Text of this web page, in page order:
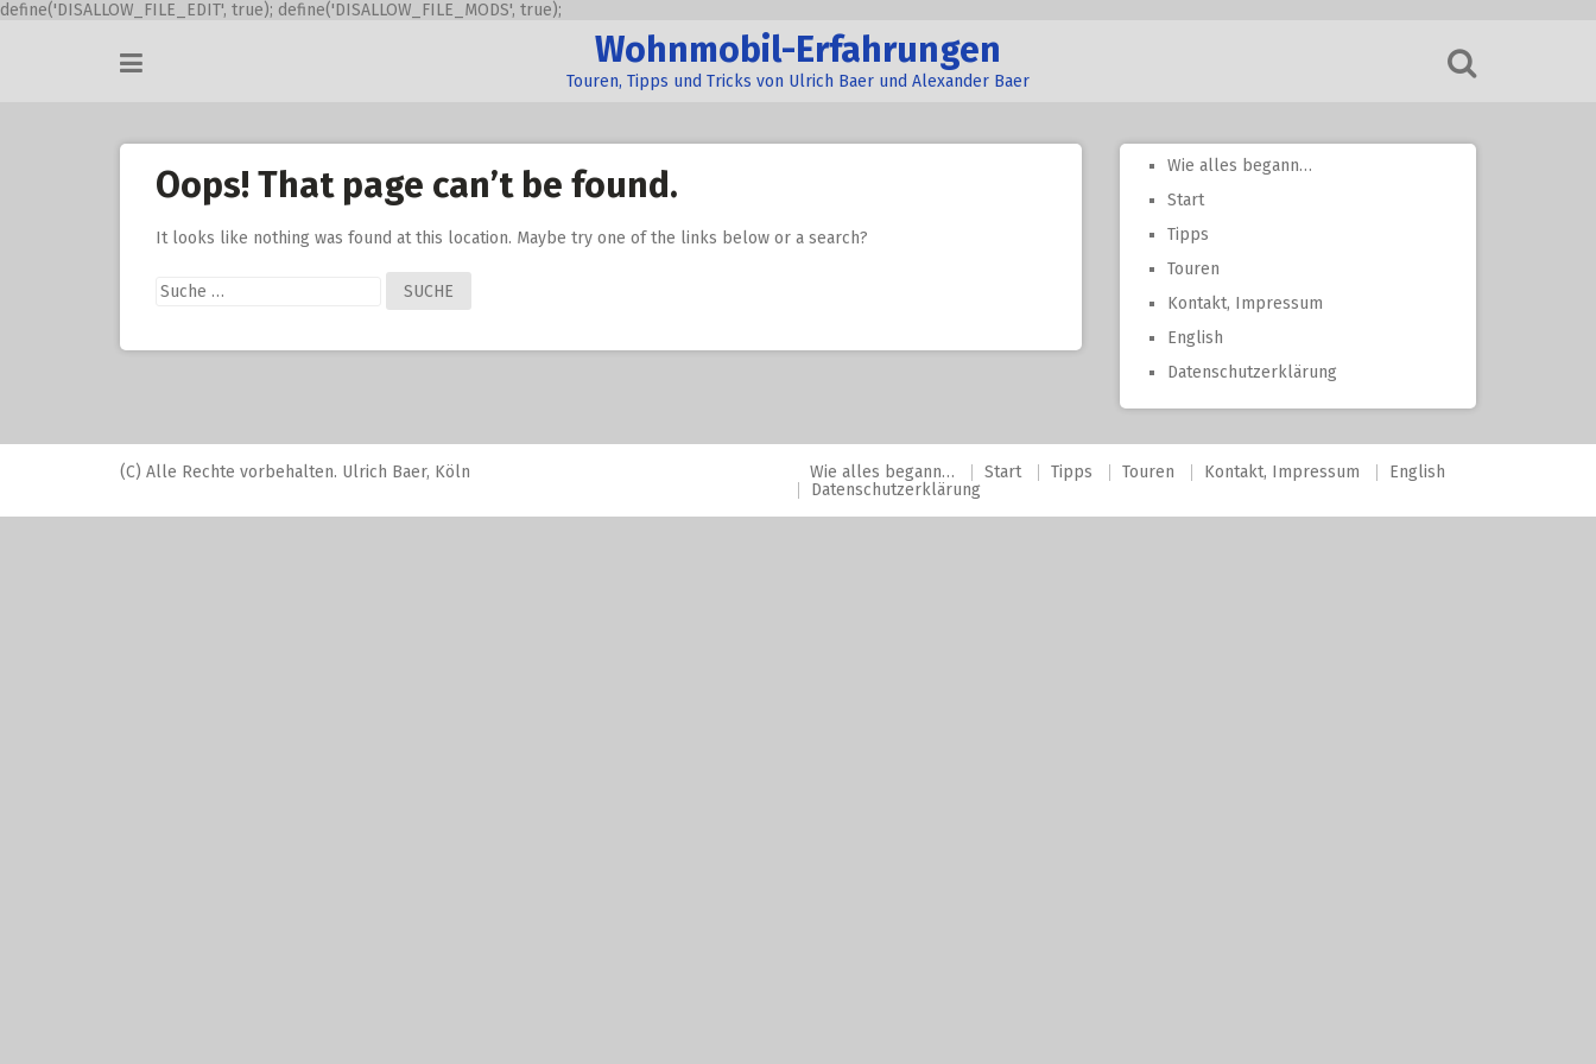
define('DISALLOW_FILE_EDIT', true); define('DISALLOW_FILE_MODS', true);
Wohnmobil-Erfahrungen
Touren, Tipps und Tricks von Ulrich Baer und Alexander Baer
Oops! That page can’t be found.
It looks like nothing was found at this location. Maybe try one of the links below or a search?
Suche
nach:
Wie alles begann…
Start
Tipps
Touren
Kontakt, Impressum
English
Datenschutzerklärung
(C) Alle Rechte vorbehalten. Ulrich Baer, Köln Wie alles begann… Start Tipps Touren Kontakt, Impressum
English
Datenschutzerklärung